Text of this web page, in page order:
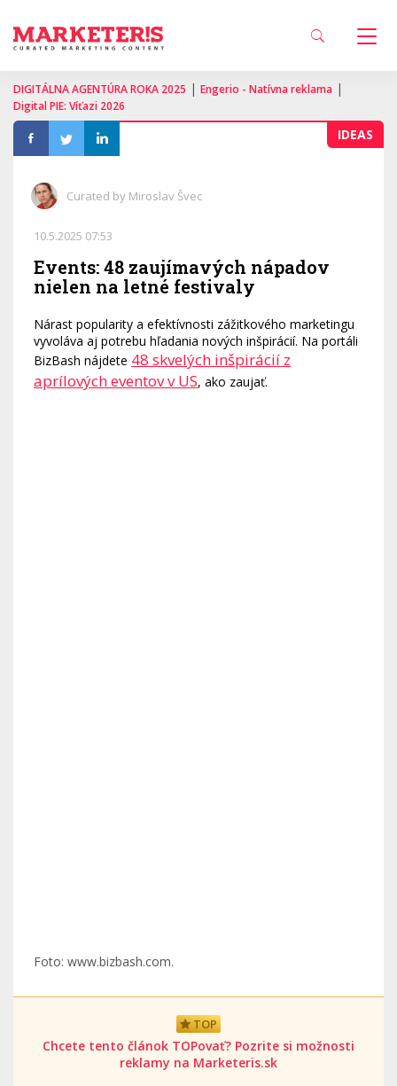
DIGITÁLNA AGENTÚRA ROKA 2025 | Engerio - Natívna reklama |
Digital PIE: Víťazi 2026
IDEAS
Curated by Miroslav Švec
10.5.2025 07:53
Events: 48 zaujímavých nápadov
nielen na letné festivaly
Nárast popularity a efektívnosti zážitkového marketingu
vyvoláva aj potrebu hľadania nových inšpirácií. Na portáli
BizBash nájdete 48 skvelých inšpirácií z
aprílových eventov v US, ako zaujať.
Foto: www.bizbash.com.
TOP
Chcete tento článok TOPovať? Pozrite si možnosti
reklamy na Marketeris.sk